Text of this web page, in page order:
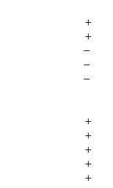
+
+
−
−
−
+
+
+
+
+